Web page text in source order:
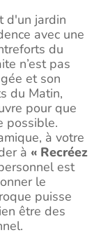
d'un jardin
avec une
du
n’est pas
et son
du Matin,
pour que
possible.
à votre
à « Recréez
est
le
puisse
être des